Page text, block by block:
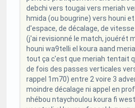
debchi vers tougai vers meriah
hmida (ou bougrine) vers houni
d'espace, de décalage, de
(j'ai revisionné le match, jouérét
houni wa9telli el koura aand
tout ça c'est que meriah tentait
de fois des passes verticales
rappel 1m70) entre 2 voire 3
moindre décalage ni appel en
nhébou ntaychoulou koura fi west